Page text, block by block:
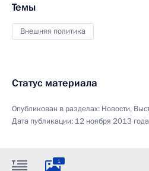
Темы
Внешняя политика
Статус материала
Опубликован в разделах: Новости,
Дата публикации: 12 ноября 2013
1